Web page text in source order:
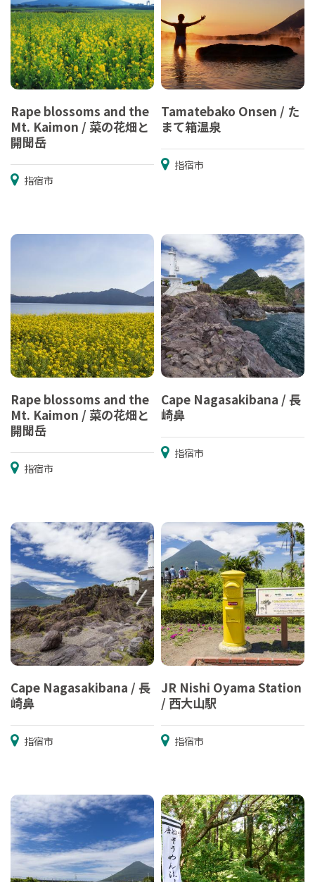
Rape blossoms and the
Mt. Kaimon / 菜の花畑と
開聞岳
指宿市
Tamatebako Onsen / た
まて箱温泉
指宿市
Rape blossoms and the
Mt. Kaimon / 菜の花畑と
開聞岳
指宿市
Cape Nagasakibana / 長
崎鼻
指宿市
Cape Nagasakibana / 長
崎鼻
指宿市
JR Nishi Oyama Station
/ 西大山駅
指宿市